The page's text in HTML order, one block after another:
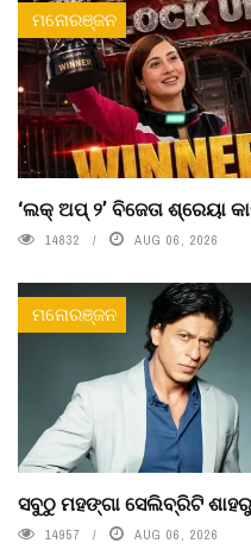
ମନୋରଞ୍ଜନ
‘ଲକ୍ ଅପ୍ ୨’ ବିଜେତା ଶ୍ରେୟା
14832 AUG 06, 2026
ମନୋରଞ୍ଜନ
ସବୁଠୁ ମହଙ୍ଗା ସେଲିବ୍ରିଟି
14957 AUG 06, 2026